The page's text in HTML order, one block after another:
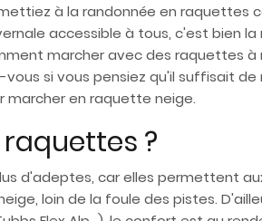
à la randonnée en raquettes
accessible à tous, c'est bien
marcher avec des raquettes
si vous pensiez qu'il suffisait
marcher en raquette neige.
?
d'adeptes, car elles permettent
loin de la foule des pistes.